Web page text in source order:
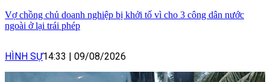
Vợ chồng chủ doanh nghiệp bị khởi tố vì cho 3 công dân nước
ngoài ở lại trái phép
HÌNH SỰ14:33 09/08/2026